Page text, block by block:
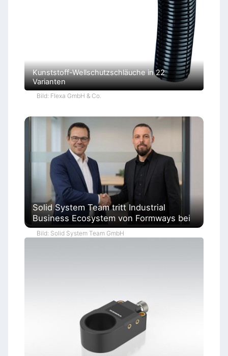
Kunststoff-Wellschutzschläuche in 22
Varianten
Bild: Flexa GmbH & Co.
Solid System Team tritt Industrial
Business Ecosystem von Formways bei
Bild: Solid System Team GmbH